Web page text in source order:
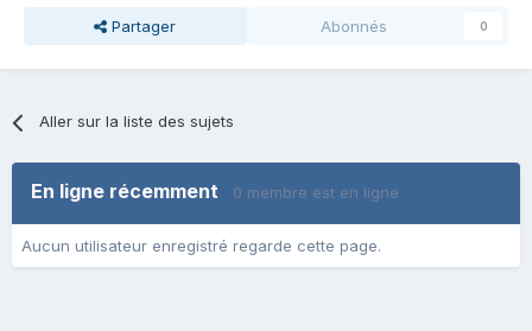
Partager Abonnés 0
Aller sur la liste des sujets
En ligne récemment 0 membre est en ligne
Aucun utilisateur enregistré regarde cette page.